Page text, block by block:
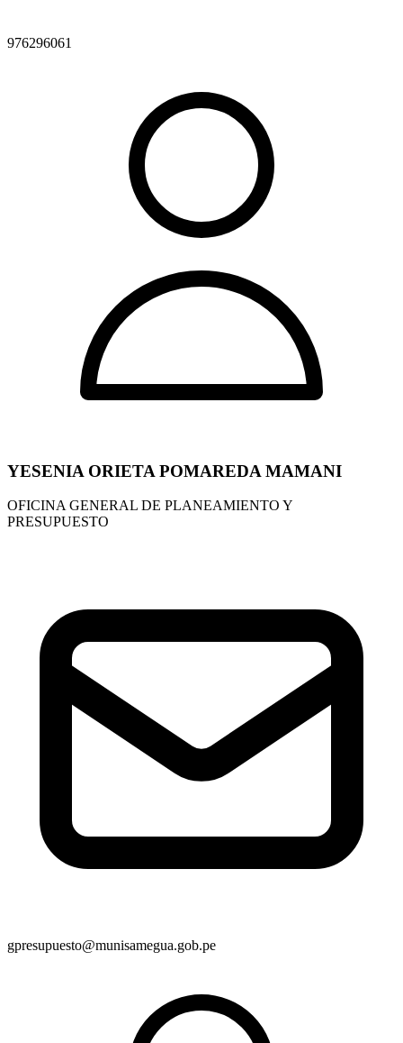
976296061
YESENIA ORIETA POMAREDA MAMANI
OFICINA GENERAL DE PLANEAMIENTO Y
PRESUPUESTO
gpresupuesto@munisamegua.gob.pe